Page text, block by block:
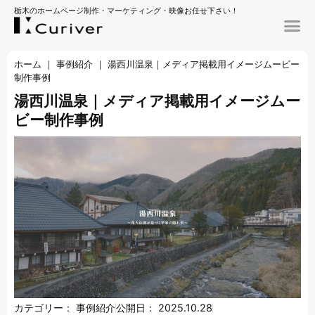
栃木のホームページ制作・マーケティング・映像お任せ下さい！
ホーム ｜ 事例紹介 ｜
湯西川温泉｜メディア掲載用イメージムービー
制作事例
湯西川温泉｜メディア掲載用イメージムー
ビー制作事例
カテゴリー： 事例紹介公開日：
2025.10.28